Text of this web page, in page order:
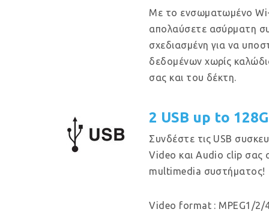
Με το ενσωματωμένο
απολαύσετε ασύρματη
σχεδιασμένη για να
δεδομένων χωρίς
σας και του δέκτη.
2 USB up to
Συνδέστε τις USB
Video και Audio clip σας
multimedia συστήματος!
Video format : MPEG1/2/